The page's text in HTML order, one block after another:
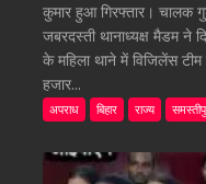
कुमार हुआ गिरफ्तार। चालक
जबरदस्ती थानाध्यक्ष मैडम ने
के महिला थाने में विजिलेंस
हजार...
अपराध बिहार राज्य